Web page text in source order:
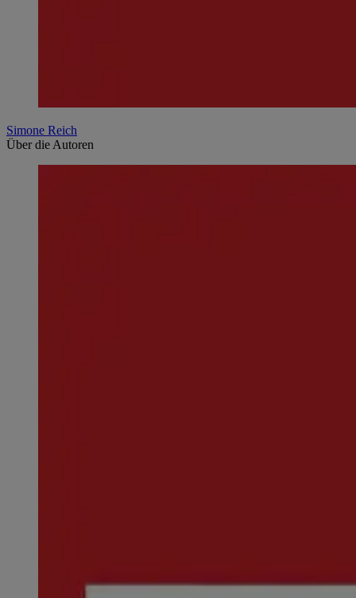
Simone Reich
Über die Autoren